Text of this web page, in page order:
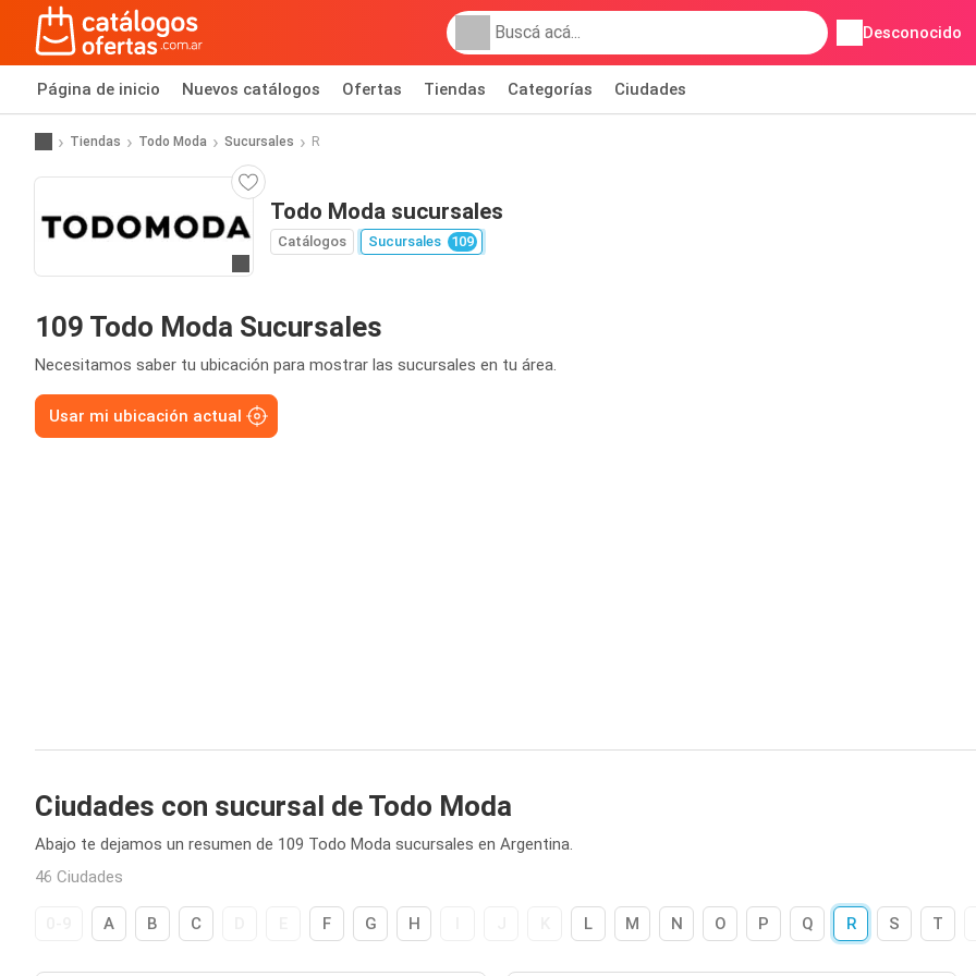
Desconocido
Página de inicio Nuevos catálogos Ofertas Tiendas Categorías Ciudades
Tiendas Todo Moda Sucursales R
Todo Moda sucursales
Catálogos Sucursales 109
109 Todo Moda Sucursales
Necesitamos saber tu ubicación para mostrar las sucursales en tu área.
Usar mi ubicación actual
Ciudades con sucursal de Todo Moda
Abajo te dejamos un resumen de 109 Todo Moda sucursales en Argentina.
46 Ciudades
A B C F G H L M N O P Q R S T